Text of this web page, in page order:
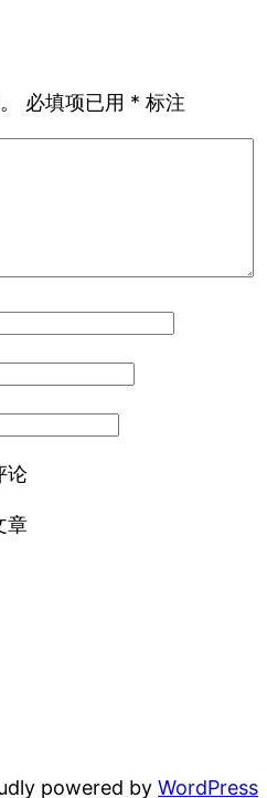
必填项已用 * 标注
论
章
powered by WordPress